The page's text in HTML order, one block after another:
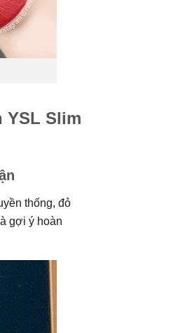
YSL Slim
thống, đỏ
là gợi ý hoàn